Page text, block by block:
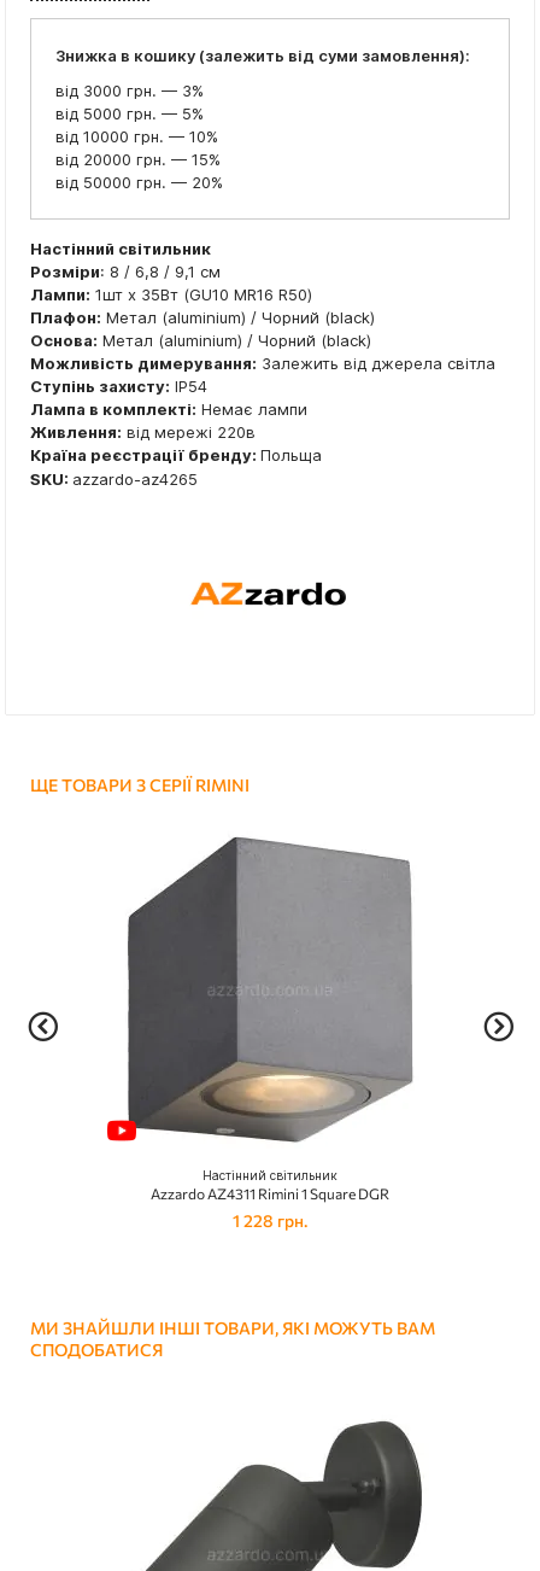
Знижка в кошику (залежить від суми замовлення):
від 3000 грн. — 3%
від 5000 грн. — 5%
від 10000 грн. — 10%
від 20000 грн. — 15%
від 50000 грн. — 20%
Настінний світильник
Розміри: 8 / 6,8 / 9,1 см
Лампи: 1шт x 35Вт (GU10 MR16 R50)
Плафон: Метал (aluminium) / Чорний (black)
Основа: Метал (aluminium) / Чорний (black)
Можливість димерування: Залежить від джерела світла
Ступінь захисту: IP54
Лампа в комплекті: Немає лампи
Живлення: від мережі 220в
Країна реєстрації бренду: Польща
SKU: azzardo-az4265
ЩЕ ТОВАРИ З СЕРІЇ RIMINI
Настінний світильник
Azzardo AZ4311 Rimini 1 Square DGR
1 228 грн.
МИ ЗНАЙШЛИ ІНШІ ТОВАРИ, ЯКІ МОЖУТЬ ВАМ
СПОДОБАТИСЯ